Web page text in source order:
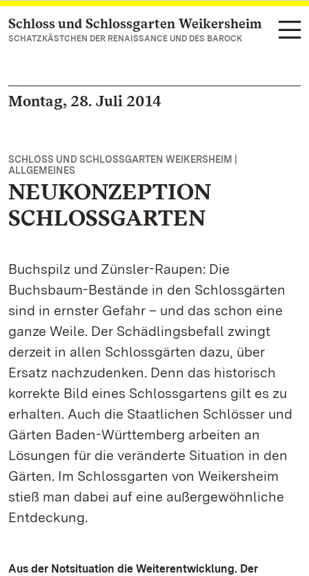
Zum Hauptinhalt springen
Schloss und Schlossgarten Weikersheim
SCHATZKÄSTCHEN DER RENAISSANCE UND DES BAROCK
Montag, 28. Juli 2014
SCHLOSS UND SCHLOSSGARTEN WEIKERSHEIM |
ALLGEMEINES
NEUKONZEPTION
SCHLOSSGARTEN
Buchspilz und Zünsler-Raupen: Die
Buchsbaum-Bestände in den Schlossgärten
sind in ernster Gefahr – und das schon eine
ganze Weile. Der Schädlingsbefall zwingt
derzeit in allen Schlossgärten dazu, über
Ersatz nachzudenken. Denn das historisch
korrekte Bild eines Schlossgartens gilt es zu
erhalten. Auch die Staatlichen Schlösser und
Gärten Baden-Württemberg arbeiten an
Lösungen für die veränderte Situation in den
Gärten. Im Schlossgarten von Weikersheim
stieß man dabei auf eine außergewöhnliche
Entdeckung.
Aus der Notsituation die Weiterentwicklung. Der